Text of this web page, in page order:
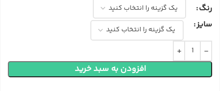
رنگ
سایز
افزودن به سبد خرید